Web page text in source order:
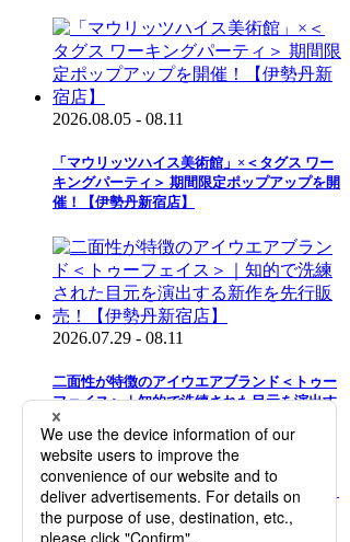
2026.08.05 - 08.11
「マウリッツハイス美術館」×＜タグス ワー
キングパーティ＞ 期間限定ポップアップを開
催！【伊勢丹新宿店】
2026.07.29 - 08.11
二面性が特徴のアイウエアブランド＜トゥー
フェイス＞｜知的で洗練された目元を演出す
る新作を先行販売！【伊勢丹新宿店】